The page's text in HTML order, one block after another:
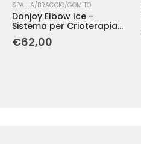
SPALLA/BRACCIO/GOMITO
Donjoy Elbow Ice –
Sistema per Crioterapia
Compressiva del Gomito
€62,00